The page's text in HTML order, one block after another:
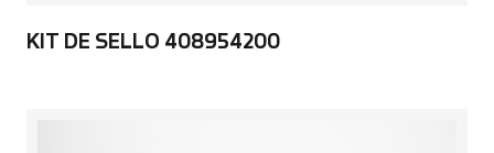
KIT DE SELLO 408954200